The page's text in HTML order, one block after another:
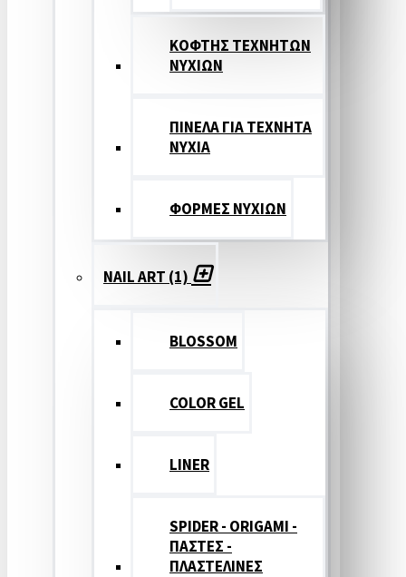
ΚΟΦΤΗΣ ΤΕΧΝΗΤΩΝ
ΝΥΧΙΩΝ
ΠΙΝΕΛΑ ΓΙΑ ΤΕΧΝΗΤΑ
ΝΥΧΙΑ
ΦΟΡΜΕΣ ΝΥΧΙΩΝ
NAIL ART (1)
BLOSSOM
COLOR GEL
LINER
SPIDER - ORIGAMI -
ΠΑΣΤΕΣ -
ΠΛΑΣΤΕΛΙΝΕΣ